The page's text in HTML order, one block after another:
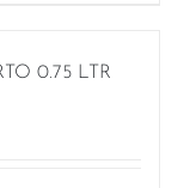
0.75 LTR